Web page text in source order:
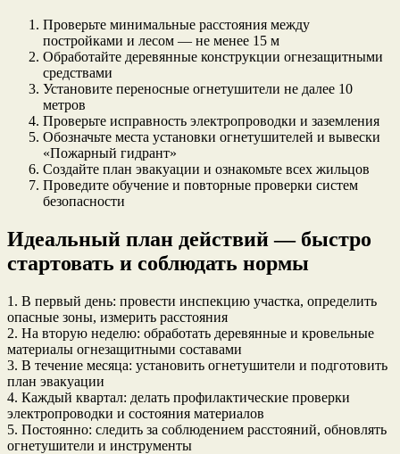
Проверьте минимальные расстояния между
постройками и лесом — не менее 15 м
Обработайте деревянные конструкции огнезащитными
средствами
Установите переносные огнетушители не далее 10
метров
Проверьте исправность электропроводки и заземления
Обозначьте места установки огнетушителей и вывески
«Пожарный гидрант»
Создайте план эвакуации и ознакомьте всех жильцов
Проведите обучение и повторные проверки систем
безопасности
Идеальный план действий — быстро
стартовать и соблюдать нормы
1. В первый день: провести инспекцию участка, определить
опасные зоны, измерить расстояния
2. На вторую неделю: обработать деревянные и кровельные
материалы огнезащитными составами
3. В течение месяца: установить огнетушители и подготовить
план эвакуации
4. Каждый квартал: делать профилактические проверки
электропроводки и состояния материалов
5. Постоянно: следить за соблюдением расстояний, обновлять
огнетушители и инструменты